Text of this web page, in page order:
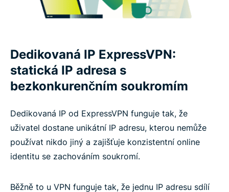
Dedikovaná IP ExpressVPN:
statická IP adresa s
bezkonkurenčním soukromím
Dedikovaná IP od ExpressVPN funguje tak, že
uživatel dostane unikátní IP adresu, kterou nemůže
používat nikdo jiný a zajišťuje konzistentní online
identitu se zachováním soukromí.
Běžně to u VPN funguje tak, že jednu IP adresu sdílí